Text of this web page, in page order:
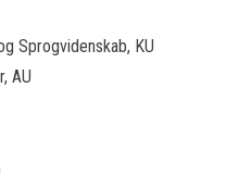
Sprogvidenskab, KU
AU